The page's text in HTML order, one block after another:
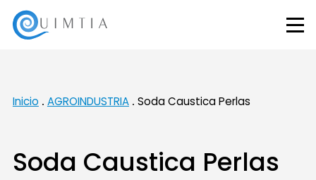
Inicio AGROINDUSTRIA Soda Caustica Perlas
Soda Caustica Perlas